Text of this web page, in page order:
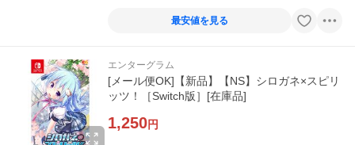
最安値を見る
エンターグラム
[メール便OK]【新品】【NS】シロガネ×スピリ
ッツ！［Switch版］[在庫品]
1,250円